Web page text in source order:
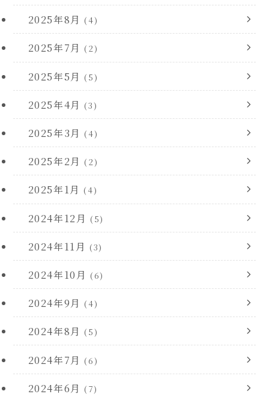
2025年8月 (4)
2025年7月 (2)
2025年5月 (5)
2025年4月 (3)
2025年3月 (4)
2025年2月 (2)
2025年1月 (4)
2024年12月 (5)
2024年11月 (3)
2024年10月 (6)
2024年9月 (4)
2024年8月 (5)
2024年7月 (6)
2024年6月 (7)